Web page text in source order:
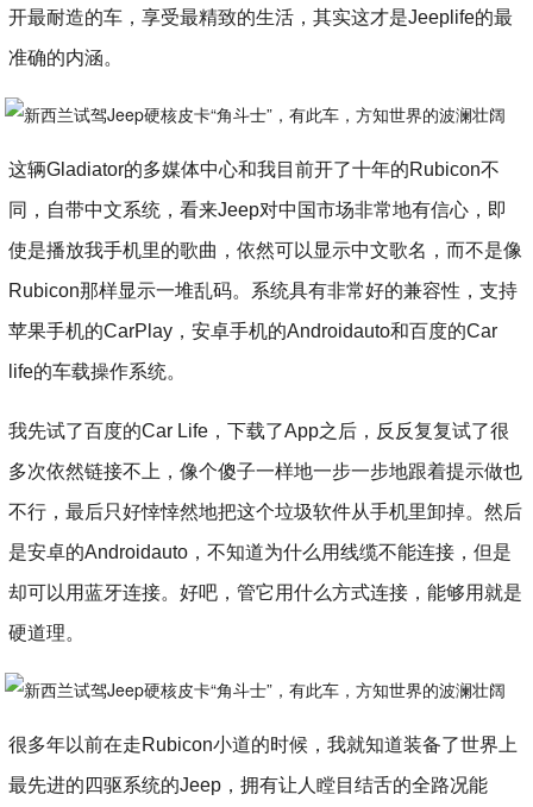
开最耐造的车，享受最精致的生活，其实这才是Jeeplife的最
准确的内涵。
这辆Gladiator的多媒体中心和我目前开了十年的Rubicon不
同，自带中文系统，看来Jeep对中国市场非常地有信心，即
使是播放我手机里的歌曲，依然可以显示中文歌名，而不是像
Rubicon那样显示一堆乱码。系统具有非常好的兼容性，支持
苹果手机的CarPlay，安卓手机的Androidauto和百度的Car
life的车载操作系统。
我先试了百度的Car Life，下载了App之后，反反复复试了很
多次依然链接不上，像个傻子一样地一步一步地跟着提示做也
不行，最后只好悻悻然地把这个垃圾软件从手机里卸掉。然后
是安卓的Androidauto，不知道为什么用线缆不能连接，但是
却可以用蓝牙连接。好吧，管它用什么方式连接，能够用就是
硬道理。
很多年以前在走Rubicon小道的时候，我就知道装备了世界上
最先进的四驱系统的Jeep，拥有让人瞠目结舌的全路况能